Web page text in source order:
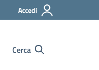
Accedi
Cerca